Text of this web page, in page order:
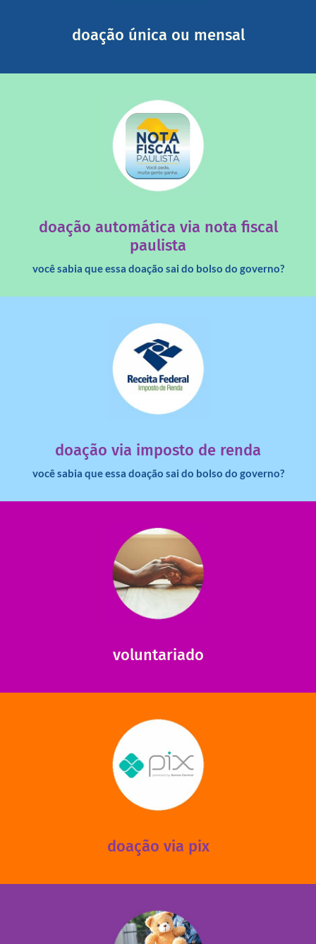
doação única ou mensal
doação automática via nota fiscal
paulista
você sabia que essa doação sai do bolso do governo?
saiba mais
doação via imposto de renda
você sabia que essa doação sai do bolso do governo?
imposto de renda para uma instituição e que esse
dinheiro deixa de ir para o governo?
saiba mais
voluntariado
ajudar com certos assuntos. Entre em contato conosco e
saiba como nos ajudar.
saiba mais
doação via pix
via PIX? Elas também são muito importantes para
mantermos nossas unidades em funcionamento!
saiba mais